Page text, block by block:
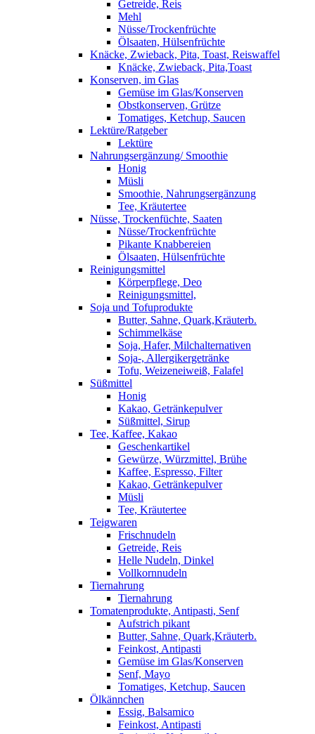
Getreide, Reis
Mehl
Nüsse/Trockenfrüchte
Ölsaaten, Hülsenfrüchte
Knäcke, Zwieback, Pita, Toast, Reiswaffel
Knäcke, Zwieback, Pita,Toast
Konserven, im Glas
Gemüse im Glas/Konserven
Obstkonserven, Grütze
Tomatiges, Ketchup, Saucen
Lektüre/Ratgeber
Lektüre
Nahrungsergänzung/ Smoothie
Honig
Müsli
Smoothie, Nahrungsergänzung
Tee, Kräutertee
Nüsse, Trockenfüchte, Saaten
Nüsse/Trockenfrüchte
Pikante Knabbereien
Ölsaaten, Hülsenfrüchte
Reinigungsmittel
Körperpflege, Deo
Reinigungsmittel,
Soja und Tofuprodukte
Butter, Sahne, Quark,Kräuterb.
Schimmelkäse
Soja, Hafer, Milchalternativen
Soja-, Allergikergetränke
Tofu, Weizeneiweiß, Falafel
Süßmittel
Honig
Kakao, Getränkepulver
Süßmittel, Sirup
Tee, Kaffee, Kakao
Geschenkartikel
Gewürze, Würzmittel, Brühe
Kaffee, Espresso, Filter
Kakao, Getränkepulver
Müsli
Tee, Kräutertee
Teigwaren
Frischnudeln
Getreide, Reis
Helle Nudeln, Dinkel
Vollkornnudeln
Tiernahrung
Tiernahrung
Tomatenprodukte, Antipasti, Senf
Aufstrich pikant
Butter, Sahne, Quark,Kräuterb.
Feinkost, Antipasti
Gemüse im Glas/Konserven
Senf, Mayo
Tomatiges, Ketchup, Saucen
Ölkännchen
Essig, Balsamico
Feinkost, Antipasti